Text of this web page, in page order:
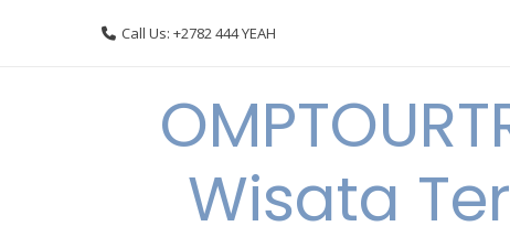
Call Us: +2782 444 YEAH
Wisata